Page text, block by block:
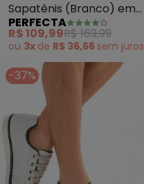
Sapatênis (Branco) em
Tecido e Sintético
PERFECTA
R$ 109,99R$ 169,99
ou 3x de R$ 36,66 sem juros
-37%